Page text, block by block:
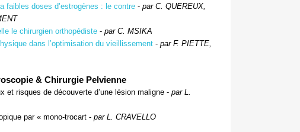
faibles doses d’estrogènes : le contre - par C. QUEREUX,
le chirurgien orthopédiste - par C. MSIKA
dans l’optimisation du vieillissement - par F. PIETTE,
& Chirurgie Pelvienne
et risques de découverte d’une lésion maligne - par L.
par « mono-trocart - par L. CRAVELLO